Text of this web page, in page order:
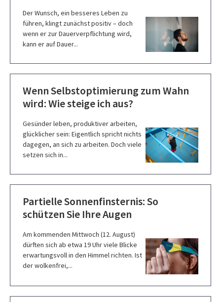
Der Wunsch, ein besseres Leben zu
führen, klingt zunächst positiv – doch
wenn er zur Dauerverpflichtung wird,
kann er auf Dauer...
Wenn Selbstoptimierung zum Wahn
wird: Wie steige ich aus?
Gesünder leben, produktiver arbeiten,
glücklicher sein: Eigentlich spricht nichts
dagegen, an sich zu arbeiten. Doch viele
setzen sich in...
Partielle Sonnenfinsternis: So
schützen Sie Ihre Augen
Am kommenden Mittwoch (12. August)
dürften sich ab etwa 19 Uhr viele Blicke
erwartungsvoll in den Himmel richten. Ist
der wolkenfrei,...